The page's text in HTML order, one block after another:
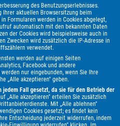
des Benutzungserlebnisses.
Ihrer aktuellen Browsersitzung beim
Formularen werden in Cookies abgelegt,
automatisch mit den bekannten Daten
der Cookies wird beispielsweise auch in
Zwecken wird zusätzlich die IP-Adresse in
verwendet.
werden auf einigen Seiten
Facebook und andere
nur eingebunden, wenn Sie Ihre
„Alle akzeptieren" geben.
jedem Fall gesetzt, da sie für den Betrieb der
„Alle akzeptieren" erteilen Sie zusätzlich
Mit „Alle ablehnen"
Cookies gesetzt; es findet kein
Entscheidung jederzeit widerrufen, indem
Geely Genesis
Harley-
Hyundai Infiniti Isuzu
Itineo
Jeep KGM Kia
Knaus
Leapmotor Lexus MAN
MF
Maxus
Mazda
Mooveo Nissan
Omoda
Porsche
Skoda Smart
Ssangyong
Tesla
Toyota
Zeekr e.GO